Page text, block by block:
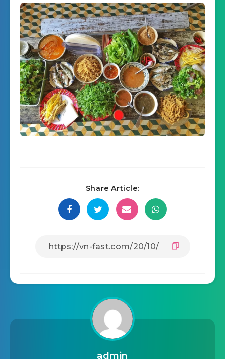
Share Article:
admin